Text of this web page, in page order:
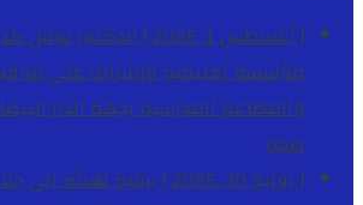
[ أغسطس 1, 2026 ]
مؤسسة تعليمية للإشراف على
والمطاعم المدرسية بجهة الدار
صحة
[ يوليو 30, 2026 ]
برقية تهنئة الى